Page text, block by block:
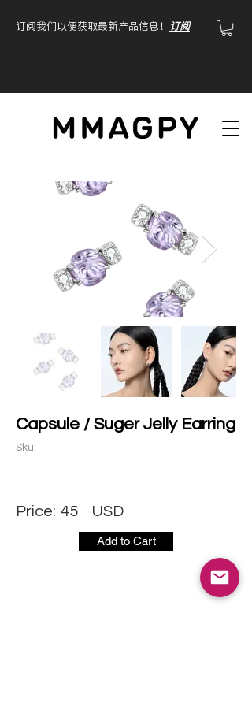
订阅我们以便获取最新产品信息！ 订阅
Capsule / Suger Jelly Earring
Sku:
Price: 45 USD
Add to Cart